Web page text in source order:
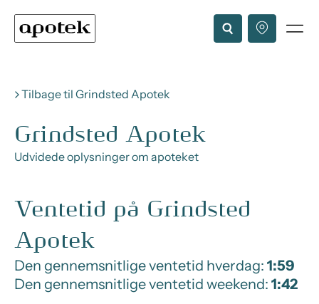
Tilbage til Grindsted Apotek
Grindsted Apotek
Udvidede oplysninger om apoteket
Ventetid på Grindsted
Apotek
Den gennemsnitlige ventetid hverdag: 1:59
Den gennemsnitlige ventetid weekend: 1:42